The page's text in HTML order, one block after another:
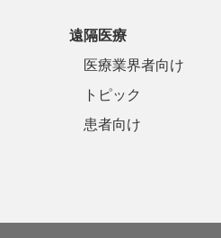
遠隔医療
医療業界者向け
トピック
患者向け